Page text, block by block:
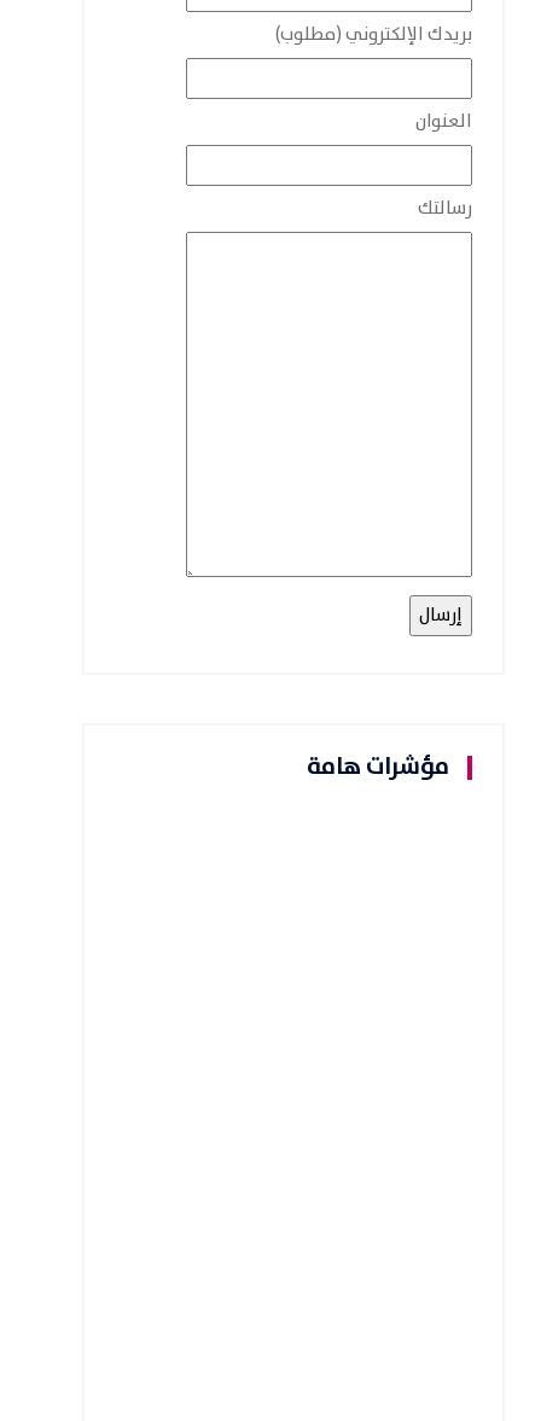
بريدك الإلكتروني (مطلوب)
العنوان
رسالتك
مؤشرات هامة